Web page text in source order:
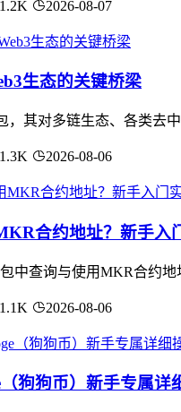
1.2K 2026-08-07
生态的关键桥梁
，其对多链生态、各类
1.3K 2026-08-06
合约地址？新手入
中查询与使用MKR合约
1.1K 2026-08-06
狗狗币）新手专属详